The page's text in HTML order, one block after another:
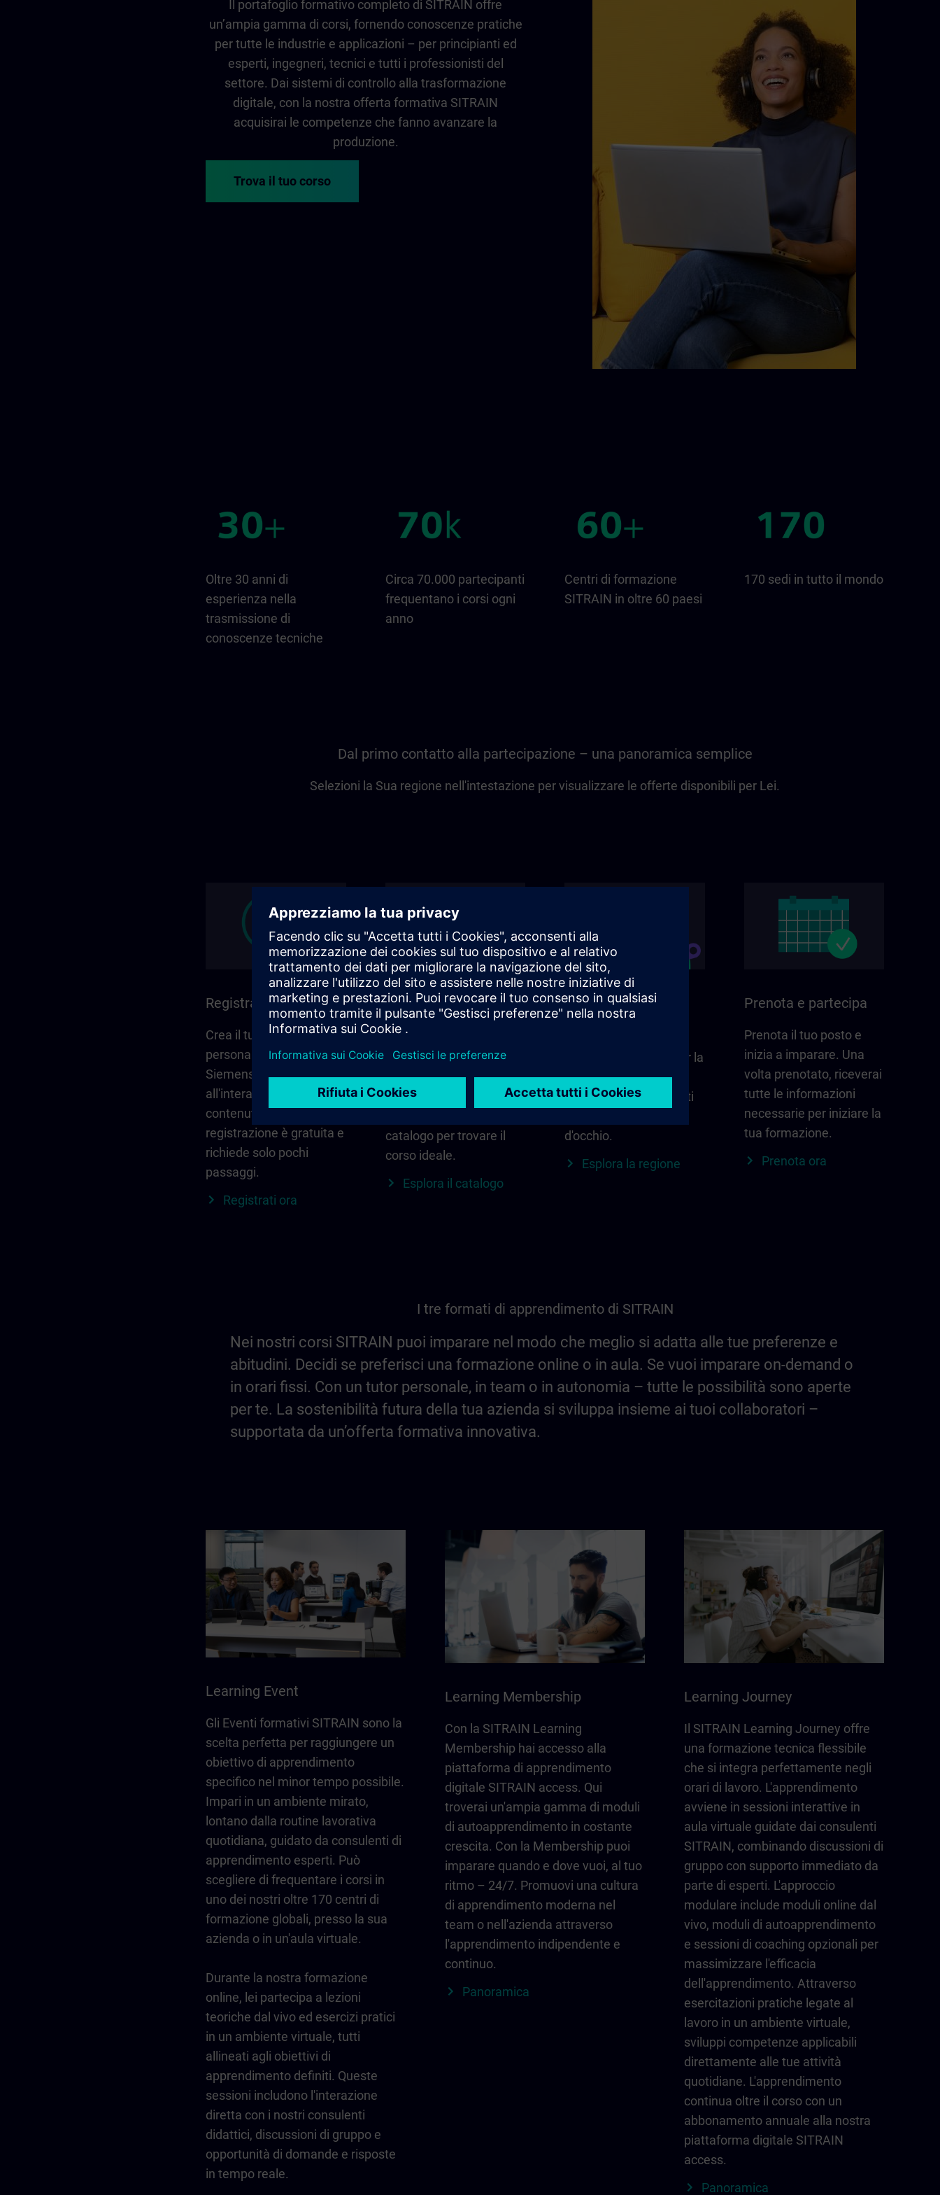
Il portafoglio formativo completo di SITRAIN offre
un’ampia gamma di corsi, fornendo conoscenze pratiche
per tutte le industrie e applicazioni – per principianti ed
esperti, ingegneri, tecnici e tutti i professionisti del
settore. Dai sistemi di controllo alla trasformazione
digitale, con la nostra offerta formativa SITRAIN
acquisirai le competenze che fanno avanzare la
produzione.
Trova il tuo corso
Oltre 30 anni di
esperienza nella
trasmissione di
conoscenze tecniche
Circa 70.000 partecipanti
frequentano i corsi ogni
anno
Centri di formazione
SITRAIN in oltre 60 paesi
170 sedi in tutto il mondo
Dal primo contatto alla partecipazione – una panoramica semplice
Selezioni la Sua regione nell'intestazione per visualizzare le offerte disponibili per Lei.
Registrati e accedi
Crea il tuo account
personale tramite
Siemens ID per accedere
all'intera gamma di
contenuti SITRAIN. La
registrazione è gratuita e
richiede solo pochi
passaggi.
Registrati ora
Trova il corso giusto
per te.
Cerca direttamente
utilizzando parole chiave
e filtri – oppure esplora
catalogo per trovare il
corso ideale.
Esplora il catalogo
SITRAIN nella sua
Tutto ciò che conta per la
tua regione –
aggiornamenti, contatti
d'occhio.
Esplora la regione
Prenota e partecipa
Prenota il tuo posto e
inizia a imparare. Una
volta prenotato, riceverai
tutte le informazioni
necessarie per iniziare la
tua formazione.
Prenota ora
I tre formati di apprendimento di SITRAIN
Nei nostri corsi SITRAIN puoi imparare nel modo che meglio si adatta alle tue preferenze e
abitudini. Decidi se preferisci una formazione online o in aula. Se vuoi imparare on-demand o
in orari fissi. Con un tutor personale, in team o in autonomia – tutte le possibilità sono aperte
per te. La sostenibilità futura della tua azienda si sviluppa insieme ai tuoi collaboratori –
supportata da un’offerta formativa innovativa.
Learning Event
Gli Eventi formativi SITRAIN sono la
scelta perfetta per raggiungere un
obiettivo di apprendimento
specifico nel minor tempo possibile.
Impari in un ambiente mirato,
lontano dalla routine lavorativa
quotidiana, guidato da consulenti di
apprendimento esperti. Può
scegliere di frequentare i corsi in
uno dei nostri oltre 170 centri di
formazione globali, presso la sua
azienda o in un'aula virtuale.
Durante la nostra formazione
online, lei partecipa a lezioni
teoriche dal vivo ed esercizi pratici
in un ambiente virtuale, tutti
allineati agli obiettivi di
apprendimento definiti. Queste
sessioni includono l'interazione
diretta con i nostri consulenti
didattici, discussioni di gruppo e
opportunità di domande e risposte
in tempo reale.
Learning Membership
Con la SITRAIN Learning
Membership hai accesso alla
piattaforma di apprendimento
digitale SITRAIN access. Qui
troverai un'ampia gamma di moduli
di autoapprendimento in costante
crescita. Con la Membership puoi
imparare quando e dove vuoi, al tuo
ritmo – 24/7. Promuovi una cultura
di apprendimento moderna nel
team o nell'azienda attraverso
l'apprendimento indipendente e
continuo.
Panoramica
Learning Journey
Il SITRAIN Learning Journey offre
una formazione tecnica flessibile
che si integra perfettamente negli
orari di lavoro. L'apprendimento
avviene in sessioni interattive in
aula virtuale guidate dai consulenti
SITRAIN, combinando discussioni di
gruppo con supporto immediato da
parte di esperti. L'approccio
modulare include moduli online dal
vivo, moduli di autoapprendimento
e sessioni di coaching opzionali per
massimizzare l'efficacia
dell'apprendimento. Attraverso
esercitazioni pratiche legate al
lavoro in un ambiente virtuale,
sviluppi competenze applicabili
direttamente alle tue attività
quotidiane. L'apprendimento
continua oltre il corso con un
abbonamento annuale alla nostra
piattaforma digitale SITRAIN
access.
Panoramica